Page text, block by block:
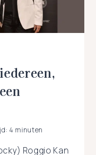
4 minuten
Roggio Kan